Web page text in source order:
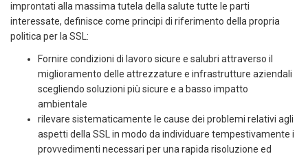
improntati alla massima tutela della salute tutte le parti
interessate, definisce come principi di riferimento della propria
politica per la SSL:
Fornire condizioni di lavoro sicure e salubri attraverso il
miglioramento delle attrezzature e infrastrutture aziendali
scegliendo soluzioni più sicure e a basso impatto
ambientale
rilevare sistematicamente le cause dei problemi relativi agli
aspetti della SSL in modo da individuare tempestivamente i
provvedimenti necessari per una rapida risoluzione ed